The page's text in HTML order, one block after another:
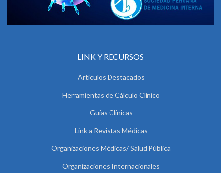
LINK Y RECURSOS
Artículos Destacados
Herramientas de Cálculo Clínico
Guías Clínicas
Link a Revistas Médicas
Organizaciones Médicas/ Salud Pública
Organizaciones Internacionales